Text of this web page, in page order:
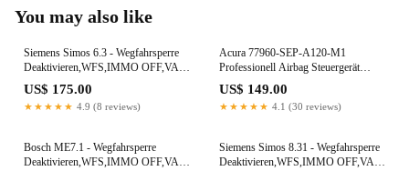
You may also like
Siemens Simos 6.3 - Wegfahrsperre
Deaktivieren,WFS,IMMO OFF,VAG
VW AUDI SKODA SEAT
US$ 175.00
★★★★★ 4.9 (8 reviews)
Acura 77960-SEP-A120-M1
Professionell Airbag Steuergerät
Reparatur
US$ 149.00
★★★★★ 4.1 (30 reviews)
Bosch ME7.1 - Wegfahrsperre
Deaktivieren,WFS,IMMO OFF,VAG
Siemens Simos 8.31 - Wegfahrsperre
Deaktivieren,WFS,IMMO OFF,VAG